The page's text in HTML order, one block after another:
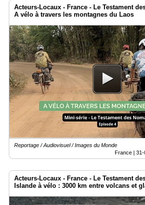
Acteurs-Locaux - France - Le Testament
A vélo à travers les montagnes du Laos
Reportage / Audiovisuel / Images du Monde
France | 31-
Acteurs-Locaux - France - Le Testament
Islande à vélo : 3000 km entre volcans et